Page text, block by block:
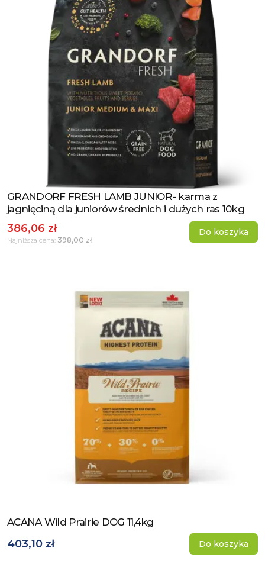
Zobacz produkt
GRANDORF FRESH LAMB JUNIOR- karma z
jagnięciną dla juniorów średnich i dużych ras 10kg
386,06 zł
Najniższa cena: 398,00 zł
Do koszyka
Zobacz produkt
ACANA Wild Prairie DOG 11,4kg
403,10 zł Do koszyka